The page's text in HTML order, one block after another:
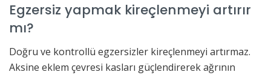
Egzersiz yapmak kireçlenmeyi artırır
mı?
Doğru ve kontrollü egzersizler kireçlenmeyi artırmaz.
Aksine eklem çevresi kasları güçlendirerek ağrının